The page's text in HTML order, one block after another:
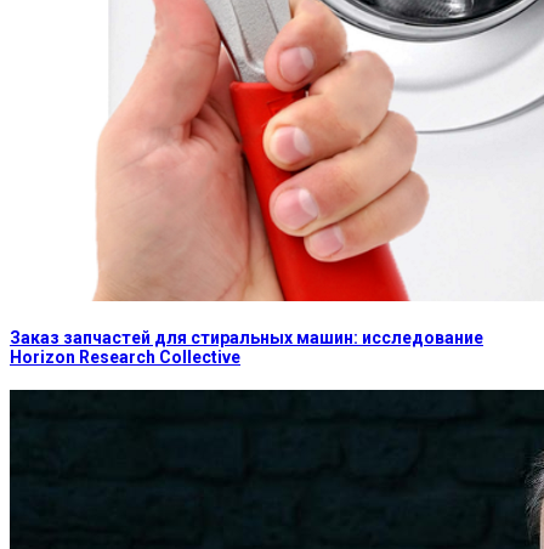
Заказ запчастей для стиральных машин: исследование
Horizon Research Collective